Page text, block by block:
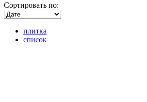
Сортировать по:
плитка
список